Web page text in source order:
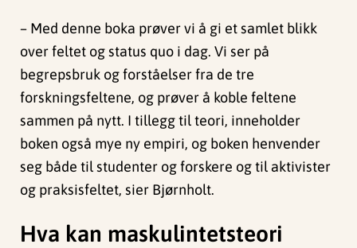
– Med denne boka prøver vi å gi et samlet blikk
over feltet og status quo i dag. Vi ser på
begrepsbruk og forståelser fra de tre
forskningsfeltene, og prøver å koble feltene
sammen på nytt. I tillegg til teori, inneholder
boken også mye ny empiri, og boken henvender
seg både til studenter og forskere og til aktivister
og praksisfeltet, sier Bjørnholt.
Hva kan maskulintetsteori